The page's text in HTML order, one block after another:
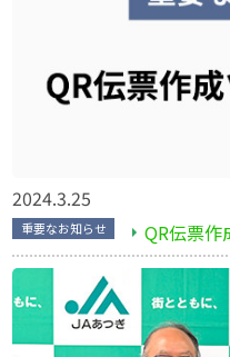
2024.3.25
重要なお知らせ QR伝票作